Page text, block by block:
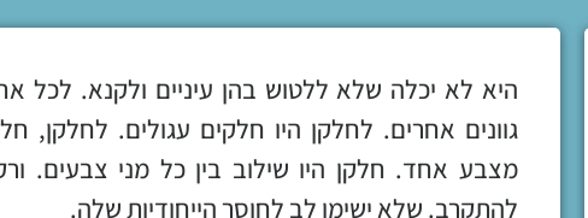
היא לא יכלה שלא ללטוש בהן עיניים ולקנא. לכל
גוונים אחרים. לחלקן היו חלקים עגולים. לחלקן,
מצבע אחד. חלקן היו שילוב בין כל מני צבעים.
להתקרב. שלא ישימו לב לחוסר הייחודיות שלה.